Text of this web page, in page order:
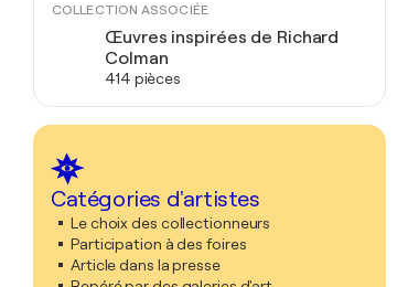
COLLECTION ASSOCIÉE
Œuvres inspirées de Richard
Colman
414 pièces
Catégories d'artistes
Le choix des collectionneurs
Participation à des foires
Article dans la presse